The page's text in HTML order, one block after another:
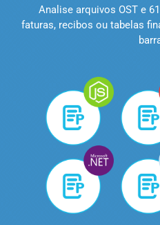
Analise arquivos OST e
faturas, recibos ou tabelas